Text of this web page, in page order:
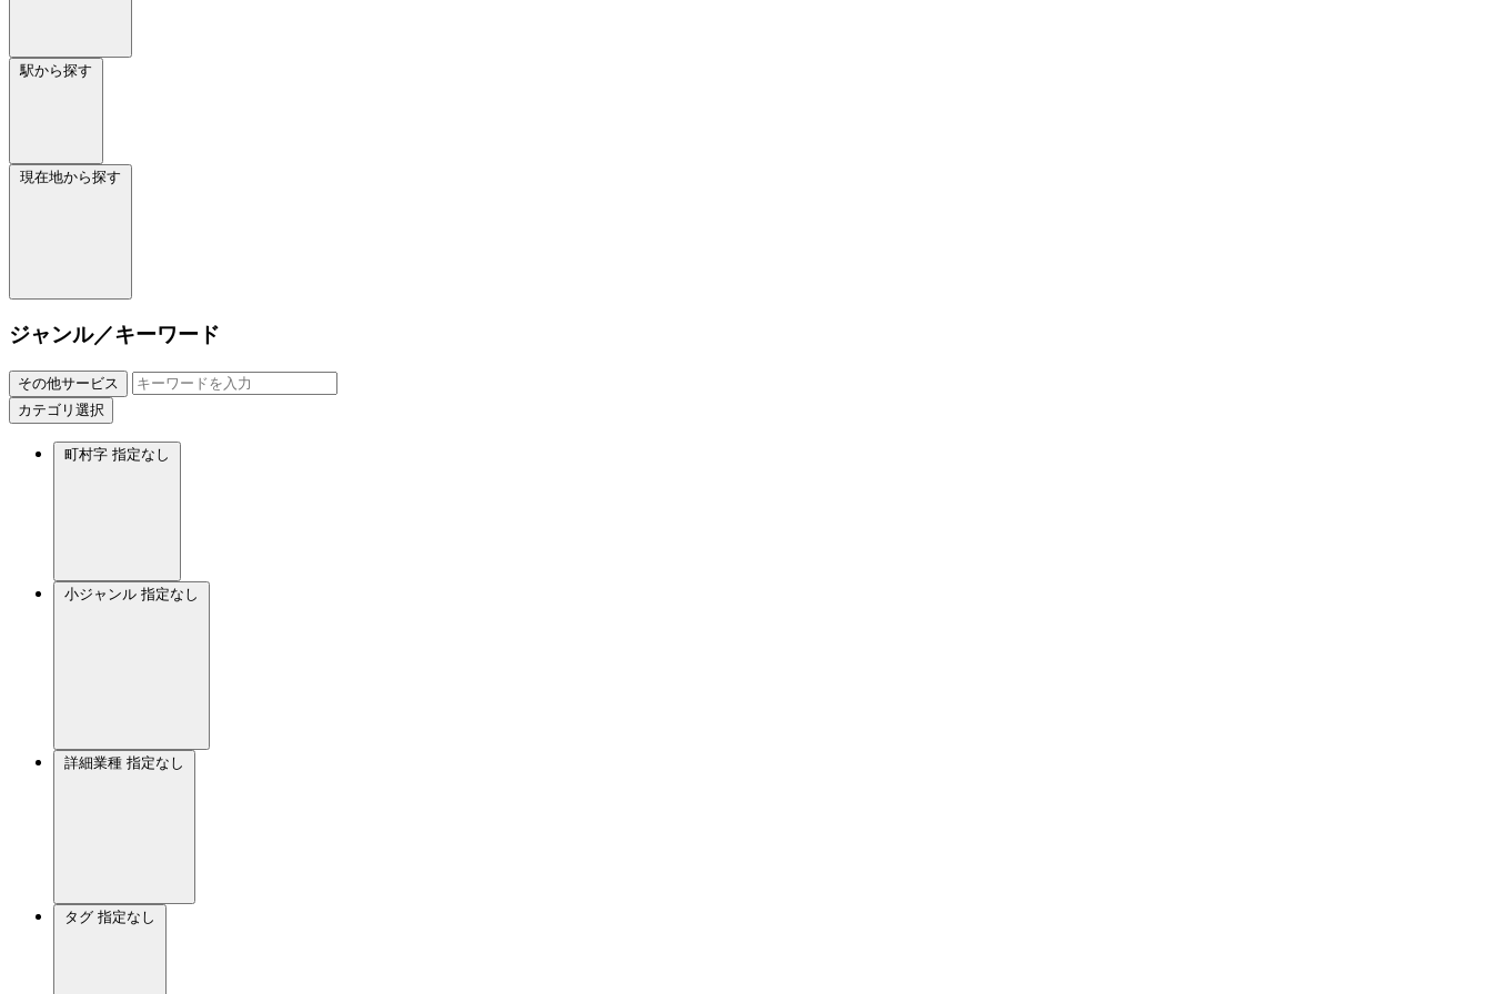
駅から探す
現在地から探す
ジャンル／キーワード
その他サービス
カテゴリ選択
町村字 指定なし
小ジャンル 指定なし
詳細業種 指定なし
タグ 指定なし